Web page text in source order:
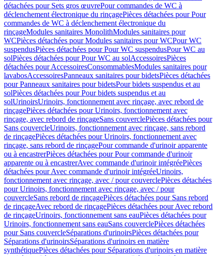
détachées pour Sets gros œuvrePour commandes de WC à
déclenchement électronique du rinçagePièces détachées pour Pour
commandes de WC à déclenchement électronique du
rinçageModules sanitaires MonolithModules sanitaires pour
WCPièces détachées pour Modules sanitaires pour WCPour WC
suspendusPièces détachées pour Pour WC suspendusPour WC au
solPièces détachées pour Pour WC au solAccessoiresPièces
détachées pour AccessoiresConsommablesModules sanitaires pour
lavabosAccessoiresPanneaux sanitaires pour bidetsPièces détachées
pour Panneaux sanitaires pour bidetsPour bidets suspendus et au
solPièces détachées pour Pour bidets suspendus et au
solUrinoirsUrinoirs, fonctionnement avec rinçage, avec rebord de
rinçagePièces détachées pour Urinoirs, fonctionnement avec
rinçage, avec rebord de rinçageSans couverclePièces détachées pour
Sans couvercleUrinoirs, fonctionnement avec rinçage, sans rebord
de rinçagePièces détachées pour Urinoirs, fonctionnement avec
rinçage, sans rebord de rinçagePour commande d'urinoir apparente
ou à encastrerPièces détachées pour Pour commande d'urinoir
apparente ou à encastrerAvec commande d'urinoir intégréePièces
détachées pour Avec commande d'urinoir intégréeUrinoirs,
fonctionnement avec rinçage, avec / pour couverclePièces détachées
pour Urinoirs, fonctionnement avec rinçage, avec / pour
couvercleSans rebord de rinçagePièces détachées pour Sans rebord
de rinçageAvec rebord de rinçagePièces détachées pour Avec rebord
de rinçageUrinoirs, fonctionnement sans eauPièces détachées pour
Urinoirs, fonctionnement sans eauSans couverclePièces détachées
pour Sans couvercleSéparations d'urinoirsPièces détachées pour
Séparations d'urinoirsSéparations d'urinoirs en matière
synthétiquePièces détachées pour Séparations d'urinoirs en matière